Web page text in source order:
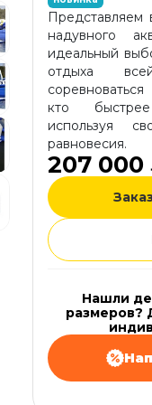
Представляем
надувного
идеальный
отдыха
кто
используя
равновесия.
207 000
Нашли
размеров?